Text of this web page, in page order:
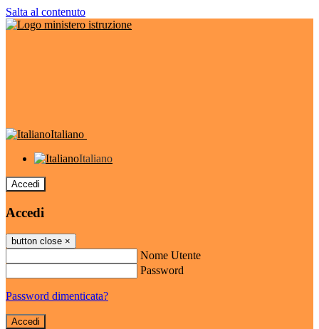
Salta al contenuto
Italiano
Italiano
Accedi
Accedi
button close ×
Nome Utente
Password
Password dimenticata?